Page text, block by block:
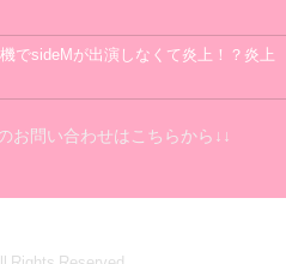
でsideMが出演しなくて炎上！？炎上
お問い合わせはこちらから↓↓